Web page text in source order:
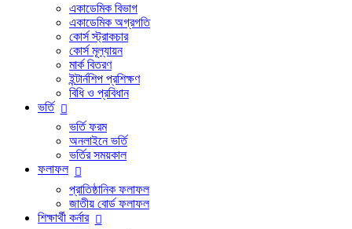
একাডেমিক বিভাগ
একাডেমিক অগ্রগতি
কোর্স স্ট্রাকচার
কোর্স মূল্যায়ন
মার্ক বিতরণ
ইন্টার্নশিপ প্রশিক্ষণ
বিধি ও প্রবিধান
ভর্তি
ভর্তি ফরম
অনলাইনে ভর্তি
ভর্তির সময়কাল
ফলাফল
প্রাতিষ্ঠানিক ফলাফল
জাতীয় বোর্ড ফলাফল
শিক্ষার্থী কর্নার